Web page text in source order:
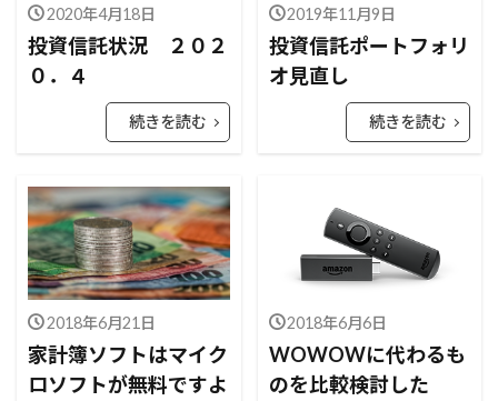
2020年4月18日
投資信託状況 ２０２
０．４
続きを読む
2019年11月9日
投資信託ポートフォリ
オ見直し
続きを読む
2018年6月21日
家計簿ソフトはマイク
ロソフトが無料ですよ
2018年6月6日
WOWOWに代わるも
のを比較検討した